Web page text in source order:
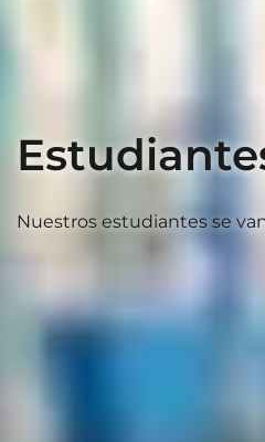
Nuestros estudiantes se